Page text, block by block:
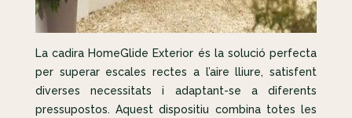
La cadira HomeGlide Exterior és la solució perfecta
per superar escales rectes a l’aire lliure, satisfent
diverses necessitats i adaptant-se a diferents
pressupostos. Aquest dispositiu combina totes les